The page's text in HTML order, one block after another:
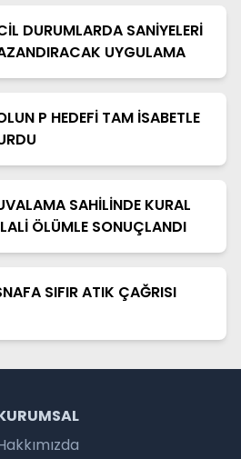
DURUMLARDA SANİYELERİ
UYGULAMA
P HEDEFİ TAM İSABETLE
SAHİLİNDE KURAL
ÖLÜMLE SONUÇLANDI
SIFIR ATIK ÇAĞRISI